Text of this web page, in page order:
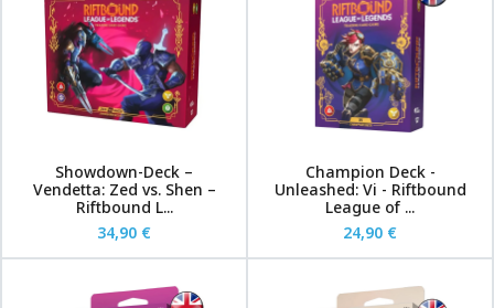
Showdown-Deck –
Vendetta: Zed vs. Shen –
Riftbound L...
34,90 €
Champion Deck -
Unleashed: Vi - Riftbound
League of ...
24,90 €